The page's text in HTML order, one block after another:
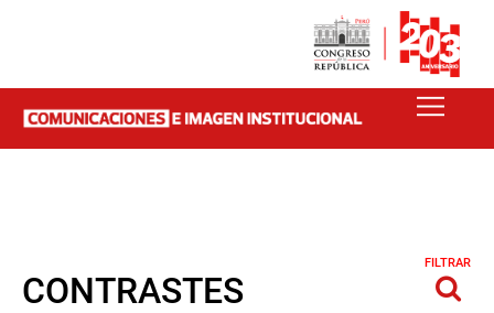
CONTRASTES
FILTRAR